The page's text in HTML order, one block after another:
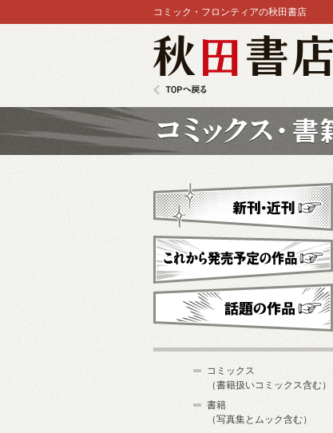
コミック・フロンティアの秋田書店
新刊・近刊
これから発売予定
コミックス
（書籍扱いコミックス含む）
書籍
（写真集とムック含む）